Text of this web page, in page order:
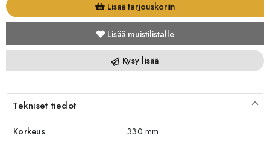
Lisää tarjouskoriin
Lisää muistilistalle
Kysy lisää
Tekniset tiedot
Korkeus 330 mm